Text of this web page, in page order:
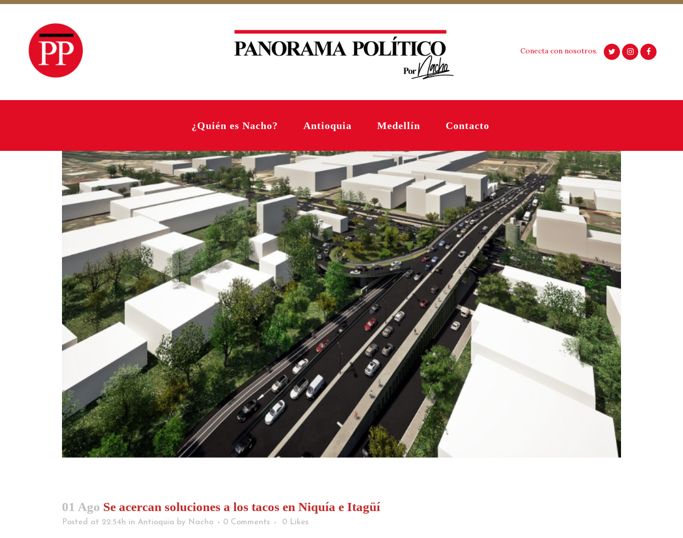
Conecta con nosotros.
¿Quién es Nacho? Antioquia Medellín Contacto
01 Ago Se acercan soluciones a los tacos en Niquía e Itagüí
Posted at 22:54h in Antioquia by Nacho 0 Comments 0 Likes